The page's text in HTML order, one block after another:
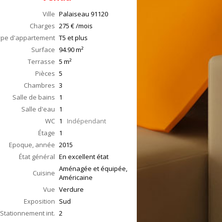
Ville Palaiseau 91120
Charges 275 € /mois
d'appartement T5 et plus
Surface 94.90m²
Terrasse 5 m²
Pièces 5
Chambres 3
Salle de bains 1
Salle d'eau 1
WC 1 Indépendant
Étage 1
Epoque, année 2015
État général En excellent état
Cuisine Aménagée et équipée,
Américaine
Vue Verdure
Exposition Sud
Stationnement int. 2